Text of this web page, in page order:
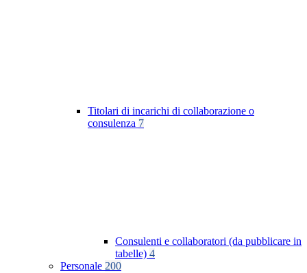
Titolari di incarichi di collaborazione o
consulenza 7
Consulenti e collaboratori (da pubblicare in
tabelle) 4
Personale 200